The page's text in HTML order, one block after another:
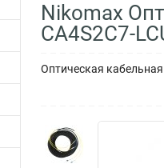
Nikomax
CA4S2C7-
Оптическая